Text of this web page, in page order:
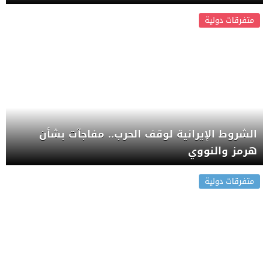
متفرقات دولية
الشروط الإيرانية لوقف الحرب.. مفاجآت بشأن
هرمز والنووي
متفرقات دولية